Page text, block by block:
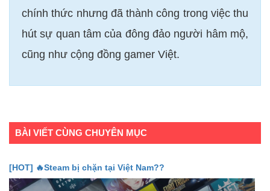
chính thức nhưng đã thành công trong việc thu
hút sự quan tâm của đông đảo người hâm mộ,
cũng như cộng đồng gamer Việt.
BÀI VIẾT CÙNG CHUYÊN MỤC
[HOT] 🔥Steam bị chặn tại Việt Nam??